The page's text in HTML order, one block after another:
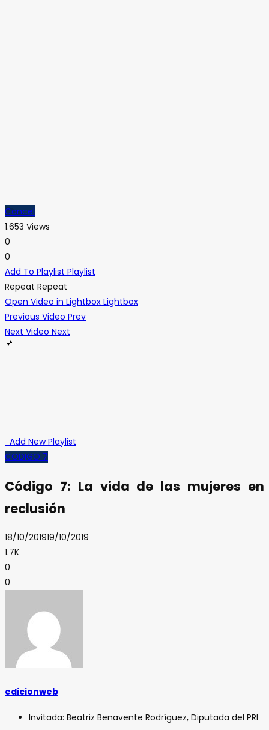
Cancel
1.653 Views
0
0
Add To Playlist Playlist
Repeat Repeat
Open Video in Lightbox Lightbox
Previous Video Prev
Next Video Next
Add New Playlist
CODIGO 7
Código 7: La vida de las mujeres en
reclusión
18/10/201919/10/2019
1.7K
0
0
edicionweb
Invitada: Beatriz Benavente Rodríguez, Diputada del PRI